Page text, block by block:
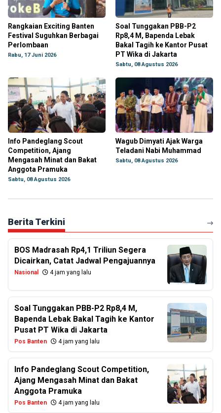
Rangkaian Exciting Banten
Festival Suguhkan Berbagai
Perlombaan
Rabu, 17 Juni 2026
Soal Tunggakan PBB-P2
Rp8,4 M, Bapenda Lebak
Bakal Tagih ke Kantor Pusat
PT Wika di Jakarta
Sabtu, 08 Agustus 2026
Info Pandeglang Scout
Competition, Ajang
Mengasah Minat dan Bakat
Anggota Pramuka
Sabtu, 08 Agustus 2026
Wagub Dimyati Ajak Warga
Teladani Nabi Muhammad
Sabtu, 08 Agustus 2026
Berita Terkini
BOS Madrasah Rp4,1 Triliun Segera
Dicairkan, Catat Jadwal Pengajuannya
Nasional 4 jam yang lalu
Soal Tunggakan PBB-P2 Rp8,4 M,
Bapenda Lebak Bakal Tagih ke Kantor
Pusat PT Wika di Jakarta
Pos Banten 4 jam yang lalu
Info Pandeglang Scout Competition,
Ajang Mengasah Minat dan Bakat
Anggota Pramuka
Pos Banten 4 jam yang lalu